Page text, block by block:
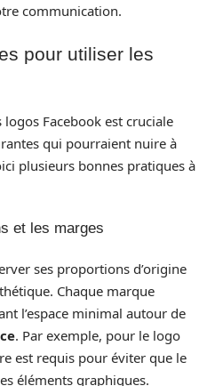
communication.
pour utiliser les
Facebook est cruciale
qui pourraient nuire à
plusieurs bonnes pratiques à
et les marges
ses proportions d’origine
Chaque marque
l’espace minimal autour de
. Par exemple, pour le logo
est requis pour éviter que le
éléments graphiques.